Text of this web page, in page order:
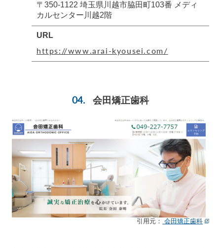
〒350-1122 埼玉県川越市脇田町103番 メディ
カルセンター川越2階
URL
https://www.arai-kyousei.com/
会田矯正歯科
引用元： 会田矯正歯科